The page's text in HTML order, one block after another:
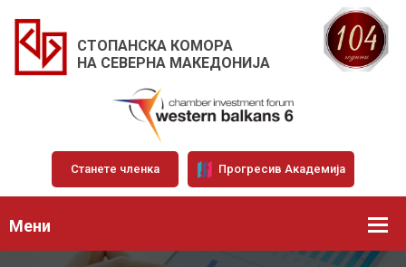
СТОПАНСКА КОМОРА
НА СЕВЕРНА МАКЕДОНИЈА
Станете членка Прогресив Академија
Мени